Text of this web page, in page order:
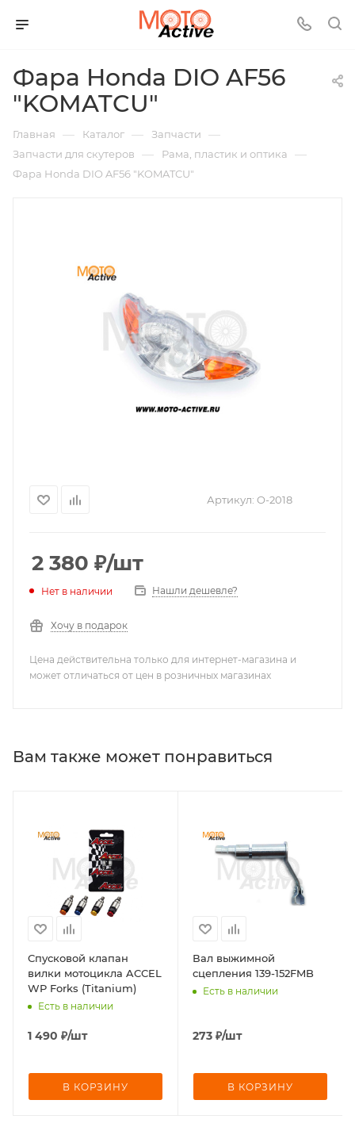
Фара Honda DIO AF56
"KOMATCU"
Главная — Каталог — Запчасти —
Запчасти для скутеров — Рама, пластик и оптика —
Фара Honda DIO AF56 "KOMATCU"
Артикул: O-2018
2 380 ₽/шт
Нет в наличии Нашли дешевле?
Хочу в подарок
Цена действительна только для интернет-магазина и
может отличаться от цен в розничных магазинах
Вам также может понравиться
Спусковой клапан
вилки мотоцикла ACCEL
WP Forks (Titanium)
Есть в наличии
1 490 ₽/шт
В КОРЗИНУ
Вал выжимной
сцепления 139-152FMB
Есть в наличии
273 ₽/шт
В КОРЗИНУ